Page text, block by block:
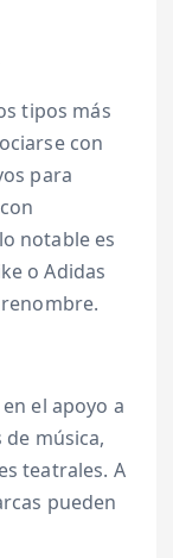
tipos más
con
para
notable es
o Adidas
el apoyo a
música,
teatrales. A
pueden